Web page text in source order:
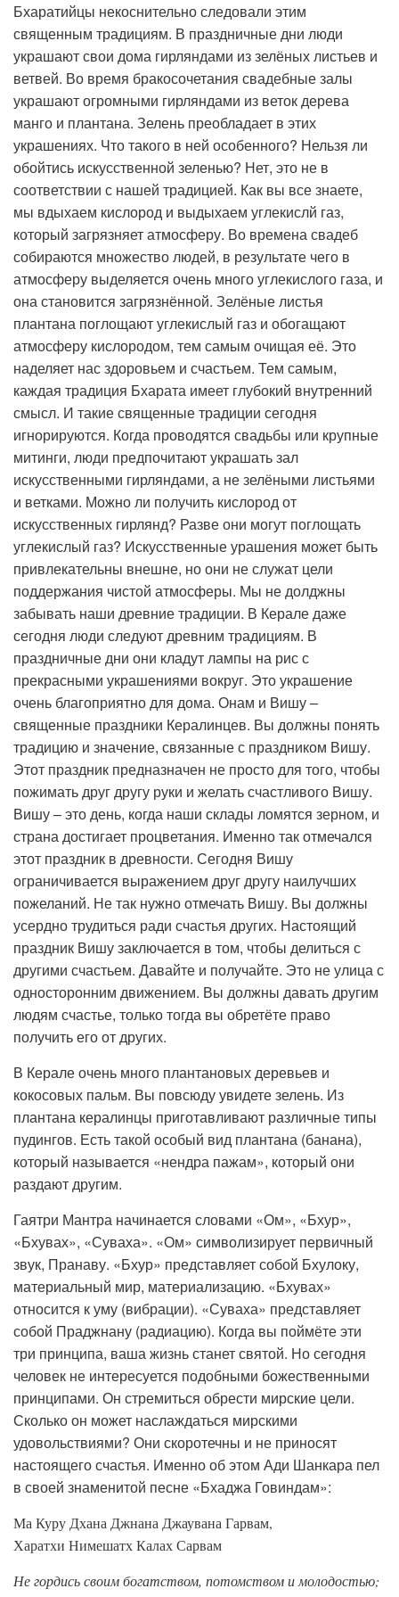
Бхаратийцы некоснительно следовали этим
священным традициям. В праздничные дни люди
украшают свои дома гирляндами из зелёных листьев и
ветвей. Во время бракосочетания свадебные залы
украшают огромными гирляндами из веток дерева
манго и плантана. Зелень преобладает в этих
украшениях. Что такого в ней особенного? Нельзя ли
обойтись искусственной зеленью? Нет, это не в
соответствии с нашей традицией. Как вы все знаете,
мы вдыхаем кислород и выдыхаем углекислй газ,
который загрязняет атмосферу. Во времена свадеб
собираются множество людей, в результате чего в
атмосферу выделяется очень много углекислого газа, и
она становится загрязнённой. Зелёные листья
плантана поглощают углекислый газ и обогащают
атмосферу кислородом, тем самым очищая её. Это
наделяет нас здоровьем и счастьем. Тем самым,
каждая традиция Бхарата имеет глубокий внутренний
смысл. И такие священные традиции сегодня
игнорируются. Когда проводятся свадьбы или крупные
митинги, люди предпочитают украшать зал
искусственными гирляндами, а не зелёными листьями
и ветками. Можно ли получить кислород от
искусственных гирлянд? Разве они могут поглощать
углекислый газ? Искусственные урашения может быть
привлекательны внешне, но они не служат цели
поддержания чистой атмосферы. Мы не долджны
забывать наши древние традиции. В Керале даже
сегодня люди следуют древним традициям. В
праздничные дни они кладут лампы на рис с
прекрасными украшениями вокруг. Это украшение
очень благоприятно для дома. Онам и Вишу –
священные праздники Кералинцев. Вы должны понять
традицию и значение, связанные с праздником Вишу.
Этот праздник предназначен не просто для того, чтобы
пожимать друг другу руки и желать счастливого Вишу.
Вишу – это день, когда наши склады ломятся зерном, и
страна достигает процветания. Именно так отмечался
этот праздник в древности. Сегодня Вишу
ограничивается выражением друг другу наилучших
пожеланий. Не так нужно отмечать Вишу. Вы должны
усердно трудиться ради счастья других. Настоящий
праздник Вишу заключается в том, чтобы делиться с
другими счастьем. Давайте и получайте. Это не улица с
односторонним движением. Вы должны давать другим
людям счастье, только тогда вы обретёте право
получить его от других.
В Керале очень много плантановых деревьев и
кокосовых пальм. Вы повсюду увидете зелень. Из
плантана кералинцы приготавливают различные типы
пудингов. Есть такой особый вид плантана (банана),
который называется «нендра пажам», который они
раздают другим.
Гаятри Мантра начинается словами «Ом», «Бхур»,
«Бхувах», «Суваха». «Ом» символизирует первичный
звук, Пранаву. «Бхур» представляет собой Бхулоку,
материальный мир, материализацию. «Бхувах»
относится к уму (вибрации). «Суваха» представляет
собой Праджнану (радиацию). Когда вы поймёте эти
три принципа, ваша жизнь станет святой. Но сегодня
человек не интересуется подобными божественными
принципами. Он стремиться обрести мирские цели.
Сколько он может наслаждаться мирскими
удовольствиями? Они скоротечны и не приносят
настоящего счастья. Именно об этом Ади Шанкара пел
в своей знаменитой песне «Бхаджа Говиндам»:
Ма Куру Дхана Джнана Джаувана Гарвам,
Харатхи Нимешатх Калах Сарвам
Не гордись своим богатством, потомством и молодостью;